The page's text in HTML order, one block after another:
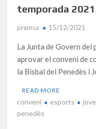
temporada
premsa 15/12/2021
La Junta de Govern del
aprovar el conveni de
la Bisbal del Penedès i
READ MORE
conveni esports
penedès